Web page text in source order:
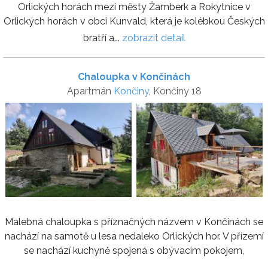
Orlických horách mezi městy Žamberk a Rokytnice v
Orlických horách v obci Kunvald, která je kolébkou Českých
bratří a... zobrazit detail
Chaloupka v Končinách
Apartmán Končiny, Končiny 18
Malebná chaloupka s příznačných názvem v Končinách se
nachází na samotě u lesa nedaleko Orlických hor. V přízemí
se nachází kuchyně spojená s obývacím pokojem,